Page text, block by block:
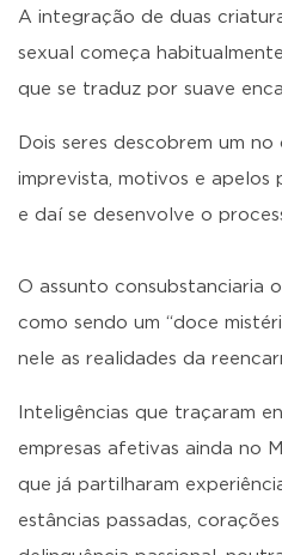
A integração de duas
sexual começa
que se traduz por suave
Dois seres descobrem um
imprevista, motivos e apelos
e daí se desenvolve o
O assunto consubstanciaria
como sendo um “doce
nele as realidades da
Inteligências que traçaram
empresas afetivas ainda no
que já partilharam
estâncias passadas,